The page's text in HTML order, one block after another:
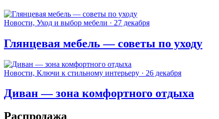
Новости, Уход и выбор мебели · 27 декабря
Глянцевая мебель — советы по уходу
Новости, Ключи к стильному интерьеру · 26 декабря
Диван — зона комфортного отдыха
Распродажа